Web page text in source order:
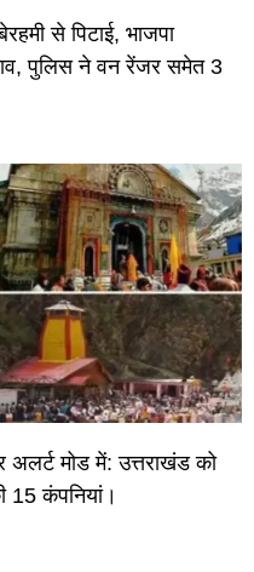
से पिटाई, भाजपा
पुलिस ने वन रेंजर समेत 3
अलर्ट मोड में: उत्तराखंड को
15 कंपनियां।